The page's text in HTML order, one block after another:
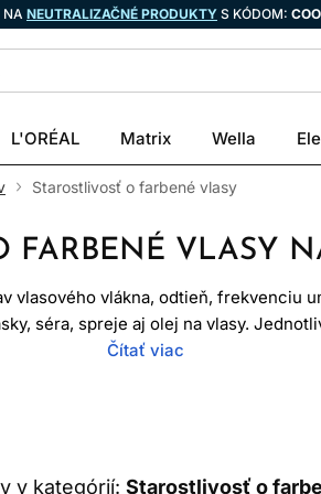
NA NEUTRALIZAČNÉ PRODUKTY S KÓDOM:
L'ORÉAL Matrix Wella
Starostlivosť o farbené vlasy
FARBENÉ VLASY
vlasového vlákna, odtieň, frekvenciu
séra, spreje aj olej na vlasy.
kondicionovanie a
DEJE PO
Čítať viac
v kategórií: Starostlivosť o